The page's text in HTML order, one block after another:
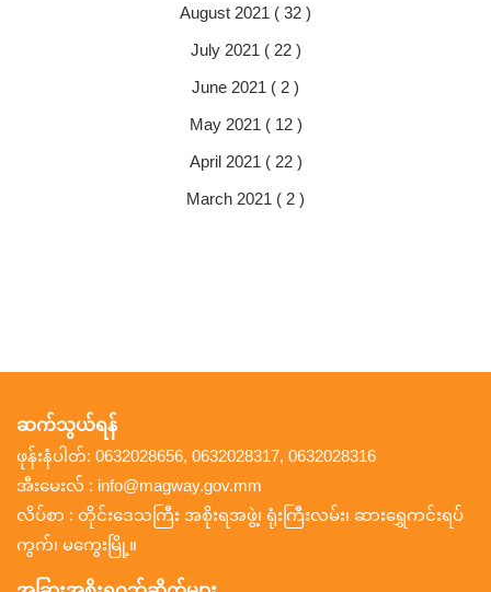
August 2021 ( 32 )
July 2021 ( 22 )
June 2021 ( 2 )
May 2021 ( 12 )
April 2021 ( 22 )
March 2021 ( 2 )
ဆက်သွယ်ရန်
ဖုန်းနံပါတ်: 0632028656, 0632028317, 0632028316
အီးမေးလ် : info@magway.gov.mm
လိပ်စာ : တိုင်းဒေသကြီး အစိုးရအဖွဲ့၊ ရုံးကြီးလမ်း၊ ဆားရွှေကင်းရပ်
ကွက်၊ မကွေးမြို့။